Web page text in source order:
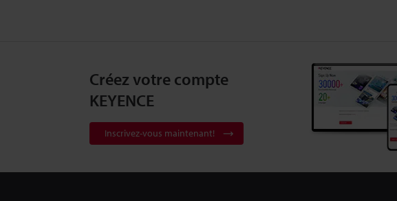
Créez votre compte
KEYENCE
Inscrivez-vous maintenant!